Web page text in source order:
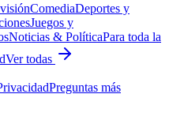
ComediaDeportes y
Juegos y
Noticias & PolíticaPara toda la
Ver todas
Preguntas más